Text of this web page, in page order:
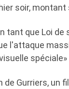
soir,
tant que Loi
l'attaque
de Gurriers, un